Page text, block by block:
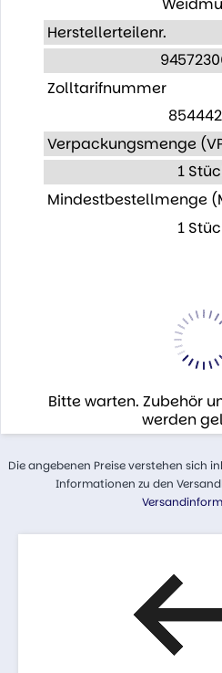
Herstellerteilenr.
Zolltarifnummer
Verpackungsmenge
1
Mindestbestellmenge
1
Bitte warten. Zubehör
werden
Die angebenen Preise verstehen sich
Informationen zu den